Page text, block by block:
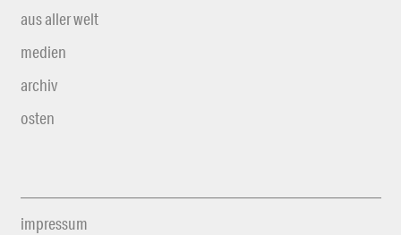
aus aller welt
medien
archiv
osten
impressum